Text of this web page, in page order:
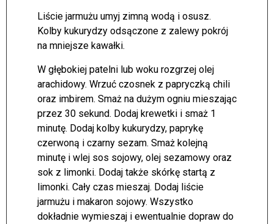
Liście jarmużu umyj zimną wodą i osusz.
Kolby kukurydzy odsączone z zalewy pokrój
na mniejsze kawałki.
W głębokiej patelni lub woku rozgrzej olej
arachidowy. Wrzuć czosnek z papryczką chili
oraz imbirem. Smaż na dużym ogniu mieszając
przez 30 sekund. Dodaj krewetki i smaż 1
minutę. Dodaj kolby kukurydzy, paprykę
czerwoną i czarny sezam. Smaż kolejną
minutę i wlej sos sojowy, olej sezamowy oraz
sok z limonki. Dodaj także skórkę startą z
limonki. Cały czas mieszaj. Dodaj liście
jarmużu i makaron sojowy. Wszystko
dokładnie wymieszaj i ewentualnie dopraw do